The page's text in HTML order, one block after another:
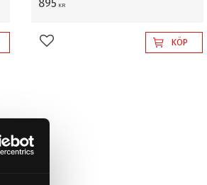
895 KR
Lägg till i favoriter KÖP